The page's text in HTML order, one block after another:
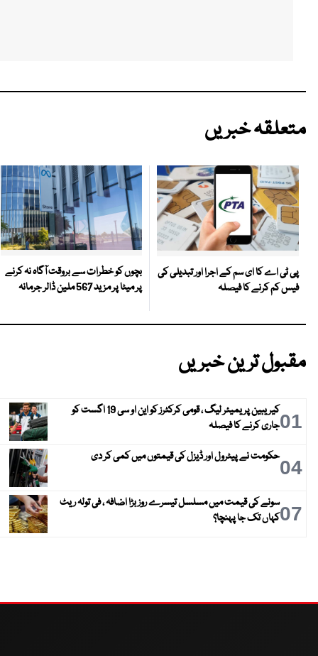
متعلقہ خبریں
پی ٹی اے کا ای سم کے اجرا اور تبدیلی کی
فیس کم کرنے کا فیصلہ
بچوں کو خطرات سے بروقت آگاہ نہ کرنے
پر میٹا پر مزید 567 ملین ڈالر جرمانہ
مقبول ترین خبریں
01
کیریبین پریمیئر لیگ ، قومی کرکٹرز کو این او سی 19 اگست کو
جاری کرنے کا فیصلہ
04حکومت نے پیٹرول اور ڈیزل کی قیمتوں میں کمی کر دی
07سونے کی قیمت میں مسلسل تیسرے روز بڑا اضافہ ، فی تولہ ریٹ
کہاں تک جا پہنچا؟